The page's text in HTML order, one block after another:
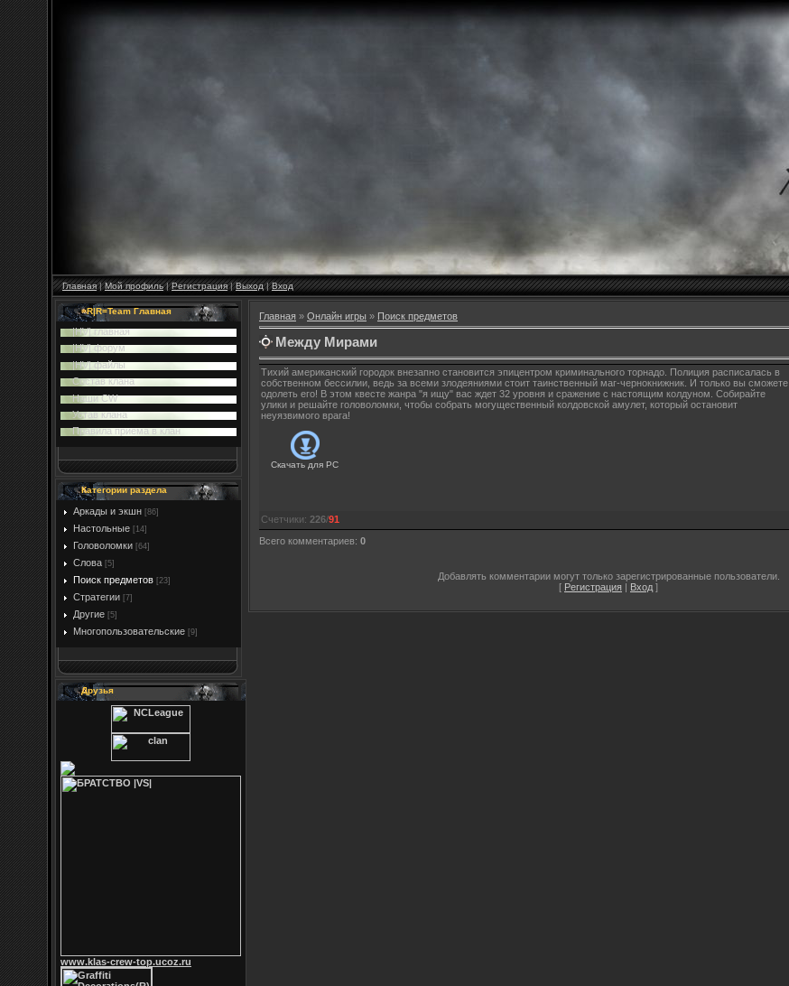
Главная|Мой профиль|Регистрация|Выход|Вход
=R|R=Team Главная
|HV| главная
|HV| форум
|HV| файлы
Cостав клана
Наши CW
Устав клана
Правила приема в клан
Категории раздела
Аркады и экшн [86]
Настольные [14]
Головоломки [64]
Слова [5]
Поиск предметов [23]
Стратегии [7]
Другие [5]
Многопользовательские [9]
Друзья
www.klas-crew-top.ucoz.ru
Главная » Онлайн игры » Поиск предметов
Между Мирами
Тихий американский городок внезапно становится эпицентром криминального торнадо. Полиция расписалась в
собственном бессилии, ведь за всеми злодеяниями стоит таинственный маг-чернокнижник. И только вы сможете
одолеть его! В этом квесте жанра "я ищу" вас ждет 32 уровня и сражение с настоящим колдуном. Собирайте
улики и решайте головоломки, чтобы собрать могущественный колдовской амулет, который остановит
неуязвимого врага!
Скачать для PC
Счетчики: 226/91
Всего комментариев: 0
Добавлять комментарии могут только зарегистрированные пользователи.
[ Регистрация Вход ]